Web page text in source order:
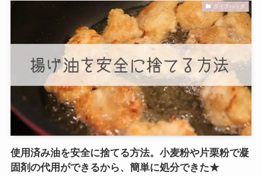
ライフハック
使用済み油を安全に捨てる方法。小麦粉や片栗粉で凝
固剤の代用ができるから、簡単に処分できた★